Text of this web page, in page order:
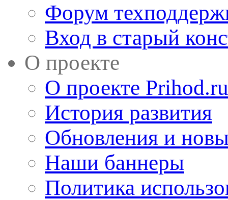
Форум
Вход в старый
О проекте
О проекте Prihod.ru
История развития
Обновления и
Наши баннеры
Политика